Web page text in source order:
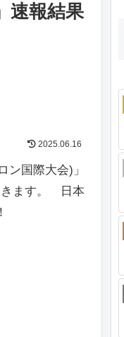
速報結果
2025.06.16
ン国際大会)」
きます。 日本